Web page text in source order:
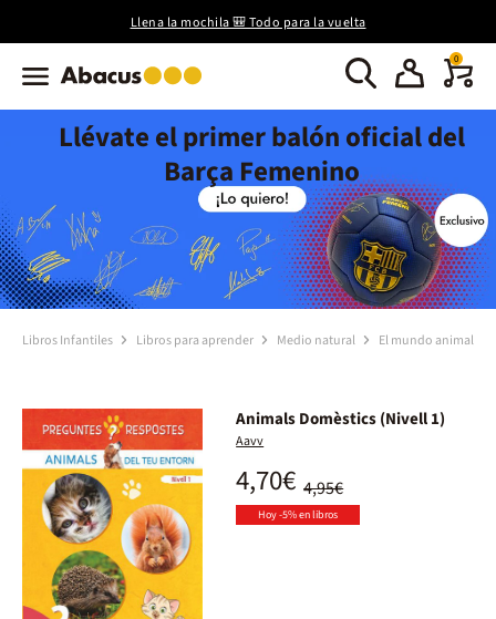
Llena la mochila 🎒 Todo para la vuelta
0
Llévate el primer balón oficial del
Barça Femenino
Libros Infantiles Libros para aprender Medio natural El mundo animal
Animals Domèstics (Nivell 1)
Aavv
4,95€
4,70€
Hoy -5% en libros